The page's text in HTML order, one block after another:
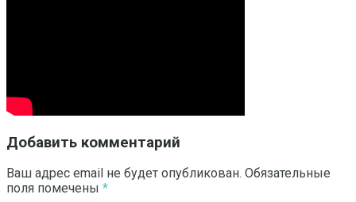
Добавить комментарий
Ваш адрес email не будет опубликован. Обязательные
поля помечены *